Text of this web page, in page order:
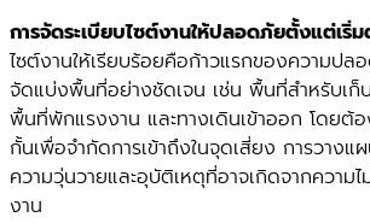
การจัดระเบียบไซต์งานให้ปลอดภัยตั้งแต่เริ่
ไซต์งานให้เรียบร้อยคือก้าวแรกของความปล
จัดแบ่งพื้นที่อย่างชัดเจน เช่น พื้นที่สำหรับเ
พื้นที่พักแรงงาน และทางเดินเข้าออก โดยต้
กั้นเพื่อจำกัดการเข้าถึงในจุดเสี่ยง การวาง
ความวุ่นวายและอุบัติเหตุที่อาจเกิดจากความไ
งาน